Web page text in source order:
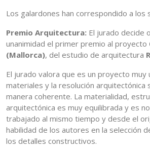
Los galardones han correspondido a los
Premio Arquitectura: El jurado decide
unanimidad el primer premio al proyecto
(Mallorca), del estudio de arquitectura
El jurado valora que es un proyecto muy
materiales y la resolución arquitectónica
manera coherente. La materialidad,
arquitectónica es muy equilibrada y es
trabajado al mismo tiempo y desde el
habilidad de los autores en la selección
los detalles constructivos.